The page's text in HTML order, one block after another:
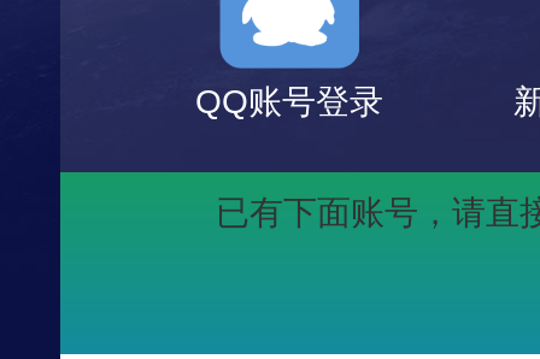
QQ账号登录
已有下面账号， 请直